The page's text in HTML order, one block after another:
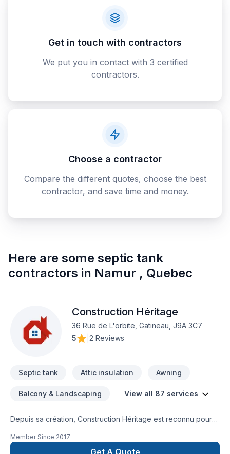
Get in touch with contractors
We put you in contact with 3 certified
contractors.
Choose a contractor
Compare the different quotes, choose the best
contractor, and save time and money.
Here are some septic tank
contractors in Namur , Quebec
Construction Héritage
36 Rue de L'orbite, Gatineau, J9A 3C7
5
2 Reviews
Septic tank Attic insulation Awning
Balcony & Landscaping View all 87 services
Depuis sa création, Construction Héritage est reconnu pour
sinistre, Armoires, Balcon, Balcon de bois, Béton,
Calfeutrage, Carrelage, Charpentier, Clôture, Coffrage,
Member Since 2017
Get A Quote